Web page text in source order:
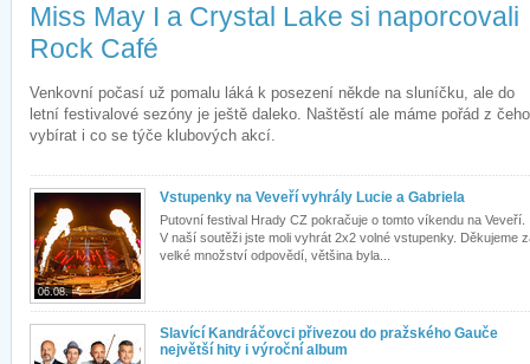
Miss May I a Crystal Lake si naporcovali
Rock Café
Venkovní počasí už pomalu láká k posezení někde na sluníčku, ale do
letní festivalové sezóny je ještě daleko. Naštěstí ale máme pořád z čeho
vybírat i co se týče klubových akcí.
06.08.
Vstupenky na Veveří vyhrály Lucie a Gabriela
Putovní festival Hrady CZ pokračuje o tomto víkendu na Veveří.
V naší soutěži jste moli vyhrát 2x2 volné vstupenky. Děkujeme
velké množství odpovědí, většina byla...
Slavící Kandráčovci přivezou do pražského Gauče
největší hity i výroční album